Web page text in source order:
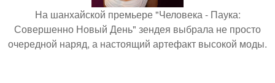
На шанхайской премьере "Человека - Паука:
Совершенно Новый День" зендея выбрала не просто
очередной наряд, а настоящий артефакт высокой моды.